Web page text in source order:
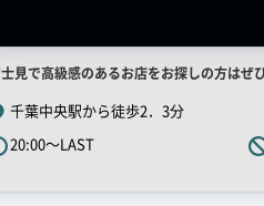
見で高級感のあるお店をお探しの方はぜ
千葉中央駅から徒歩2．3分
20:00～LAST